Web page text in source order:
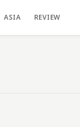
ASIA REVIEW